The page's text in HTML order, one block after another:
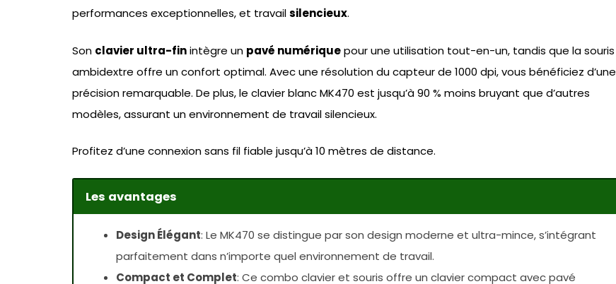
performances exceptionnelles, et travailsilencieux.
Son clavier ultra-finintègre un pavé numériquepour une utilisation tout-en-un, tandis que la souris
ambidextre offre un confort optimal. Avec une résolution du capteur de 1000 dpi, vous bénéficiez d’une
précision remarquable. De plus, le clavier blanc MK470 est jusqu’à 90 % moins bruyant que d’autres
modèles, assurant un environnement de travail silencieux.
Profitez d’une connexion sans fil fiable jusqu’à 10 mètres de distance.
Les avantages
Design Élégant: Le MK470 se distingue par son design moderne et ultra-mince, s’intégrant
parfaitement dans n’importe quel environnement de travail.
Compact et Complet: Ce combo clavier et souris offre un clavier compact avec pavé